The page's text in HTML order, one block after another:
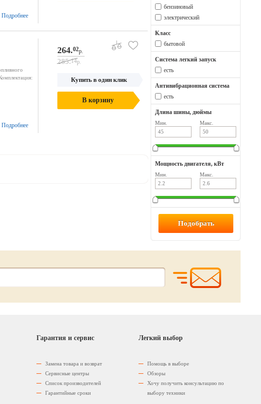
Подробнее
Подробнее
264.02р.
285.14р.
Купить в один клик
В корзину
бензиновый
электрический
Класс
бытовой
Система легкий запуск
есть
Антивибрационная система
есть
Длина шины, дюймы
Мин. Макс.
Мощность двигателя, кВт
Мин. Макс.
Гарантия и сервис
Замена товара и возврат
Сервисные центры
Список производителей
Гарантийные сроки
Легкий выбор
Помощь в выборе
Обзоры
Хочу получить консультацию по
выбору техники